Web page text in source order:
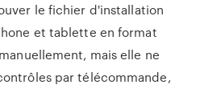
le fichier d'installation
et tablette en format
mais elle ne
par télécommande,